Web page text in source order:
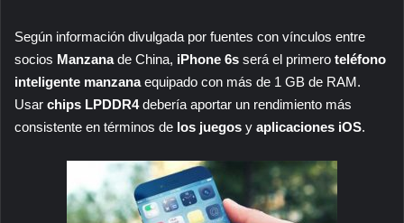
Según información divulgada por fuentes con vínculos entre
socios Manzanade China, iPhone 6s será el primero teléfono
inteligente manzanaequipado con más de 1 GB de RAM.
Usar chips LPDDR4debería aportar un rendimiento más
consistente en términos de los juegos y aplicaciones iOS.